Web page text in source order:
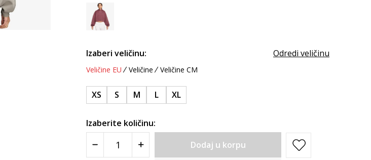
Izaberi veličinu: Odredi veličinu
Veličine EU Veličine Veličine CM
XS S M L XL
Izaberite količinu:
Dodaj u korpu